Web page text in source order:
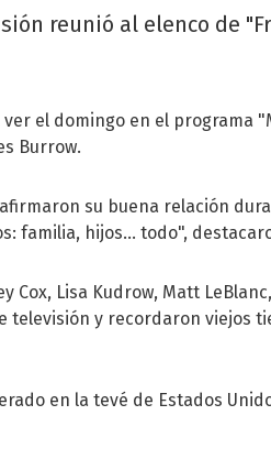
reunió al elenco de
el domingo en el programa
Burrow.
su buena relación
familia, hijos... todo",
Cox, Lisa Kudrow, Matt
televisión y recordaron viejos
en la tevé de Estados